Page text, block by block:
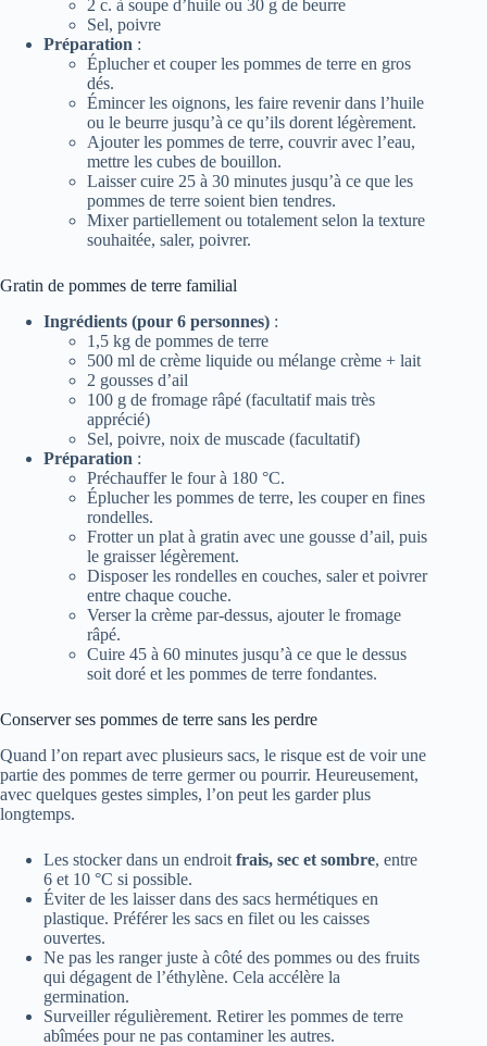
2 c. à soupe d’huile ou 30 g de beurre
Sel, poivre
Préparation :
Éplucher et couper les pommes de terre en gros
dés.
Émincer les oignons, les faire revenir dans l’huile
ou le beurre jusqu’à ce qu’ils dorent légèrement.
Ajouter les pommes de terre, couvrir avec l’eau,
mettre les cubes de bouillon.
Laisser cuire 25 à 30 minutes jusqu’à ce que les
pommes de terre soient bien tendres.
Mixer partiellement ou totalement selon la texture
souhaitée, saler, poivrer.
Gratin de pommes de terre familial
Ingrédients (pour 6 personnes) :
1,5 kg de pommes de terre
500 ml de crème liquide ou mélange crème + lait
2 gousses d’ail
100 g de fromage râpé (facultatif mais très
apprécié)
Sel, poivre, noix de muscade (facultatif)
Préparation :
Préchauffer le four à 180 °C.
Éplucher les pommes de terre, les couper en fines
rondelles.
Frotter un plat à gratin avec une gousse d’ail, puis
le graisser légèrement.
Disposer les rondelles en couches, saler et poivrer
entre chaque couche.
Verser la crème par-dessus, ajouter le fromage
râpé.
Cuire 45 à 60 minutes jusqu’à ce que le dessus
soit doré et les pommes de terre fondantes.
Conserver ses pommes de terre sans les perdre
Quand l’on repart avec plusieurs sacs, le risque est de voir une
partie des pommes de terre germer ou pourrir. Heureusement,
avec quelques gestes simples, l’on peut les garder plus
longtemps.
Les stocker dans un endroit frais, sec et sombre, entre
6 et 10 °C si possible.
Éviter de les laisser dans des sacs hermétiques en
plastique. Préférer les sacs en filet ou les caisses
ouvertes.
Ne pas les ranger juste à côté des pommes ou des fruits
qui dégagent de l’éthylène. Cela accélère la
germination.
Surveiller régulièrement. Retirer les pommes de terre
abîmées pour ne pas contaminer les autres.